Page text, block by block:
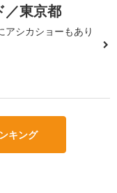
／東京都
アシカショーもあり
キング